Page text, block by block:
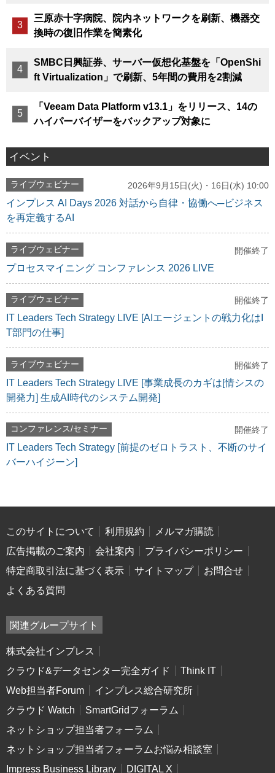
三原赤十字病院、院内ネットワークを刷新、機器交
換時の復旧作業を簡素化
SMBC日興証券、サーバー仮想化基盤を「OpenShi
ft Virtualization」で刷新、5年間の費用を2割減
「Veeam Data Platform v13.1」をリリース、14の
ハイパーバイザーをバックアップ対象に
イベント
ライブウェビナー 2026年9月15日(火)・16日(水) 10:00
インプレス AI Days 2026 対話から自律・協働へ─ビジネス
を再定義するAI
ライブウェビナー 開催終了
プロセスマイニング コンファレンス 2026 LIVE
ライブウェビナー 開催終了
IT Leaders Tech Strategy LIVE [AIエージェントの戦力化はI
T部門の仕事]
ライブウェビナー 開催終了
IT Leaders Tech Strategy LIVE [事業成長のカギは[情シスの
開発力] 生成AI時代のシステム開発]
コンファレンス/セミナー 開催終了
IT Leaders Tech Strategy [前提のゼロトラスト、不断のサイ
バーハイジーン]
このサイトについて 利用規約
メルマガ購読
広告掲載のご案内
会社案内
プライバシーポリシー
特定商取引法に基づく表示
サイトマップ
お問合せ
よくある質問
関連グループサイト
株式会社インプレス
クラウド&データセンター完全ガイド
Think IT
Web担当者Forum
インプレス総合研究所
クラウド Watch
SmartGridフォーラム
ネットショップ担当者フォーラム
ネットショップ担当者フォーラムお悩み相談室
Impress Business Library
DIGITAL X